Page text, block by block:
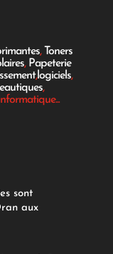
, Toners
, Papeterie
,logiciels,
,
sont
aux